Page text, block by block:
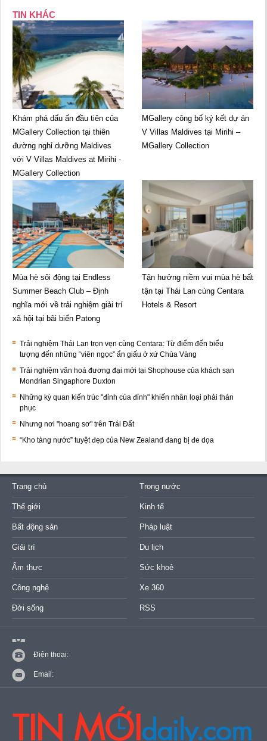
TIN KHÁC
Khám phá dấu ấn đầu tiên của
MGallery Collection tại thiên
đường nghỉ dưỡng Maldives
với V Villas Maldives at Mirihi -
MGallery Collection
MGallery công bố ký kết dự án
V Villas Maldives tại Mirihi –
MGallery Collection
Mùa hè sôi động tại Endless
Summer Beach Club – Định
nghĩa mới về trải nghiệm giải trí
xã hội tại bãi biển Patong
Tận hưởng niềm vui mùa hè bất
tận tại Thái Lan cùng Centara
Hotels & Resort
Trải nghiệm Thái Lan trọn vẹn cùng Centara: Từ điểm đến biểu
tượng đến những “viên ngọc” ẩn giấu ở xứ Chùa Vàng
Trải nghiệm văn hoá đương đại mới tại Shophouse của khách sạn
Mondrian Singaphore Duxton
Những kỳ quan kiến trúc "đỉnh của đỉnh" khiến nhân loại phải thán
phục
Nhưng nơi "hoang sơ" trên Trái Đất
“Kho tàng nước” tuyệt đẹp của New Zealand đang bị đe dọa
Trang chủ Trong nước
Thế giới Kinh tế
Bất động sản Pháp luật
Giải trí Du lịch
Ẩm thực Sức khoẻ
Công nghệ Xe 360
Đời sống RSS
Điện thoại:
Email: